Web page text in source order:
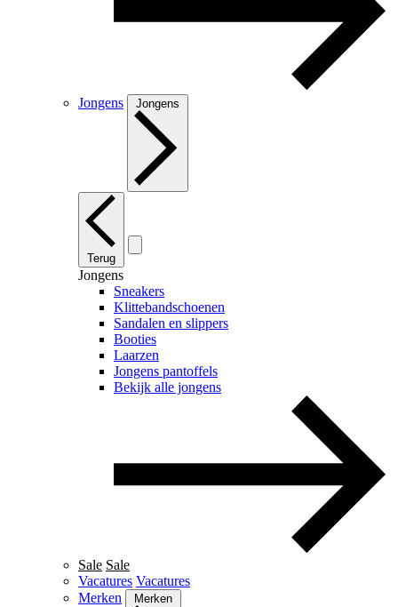
Jongens Jongens
Terug
Jongens
Sneakers
Klittebandschoenen
Sandalen en slippers
Booties
Laarzen
Jongens pantoffels
Bekijk alle jongens
Sale Sale
Vacatures Vacatures
Merken
Merken